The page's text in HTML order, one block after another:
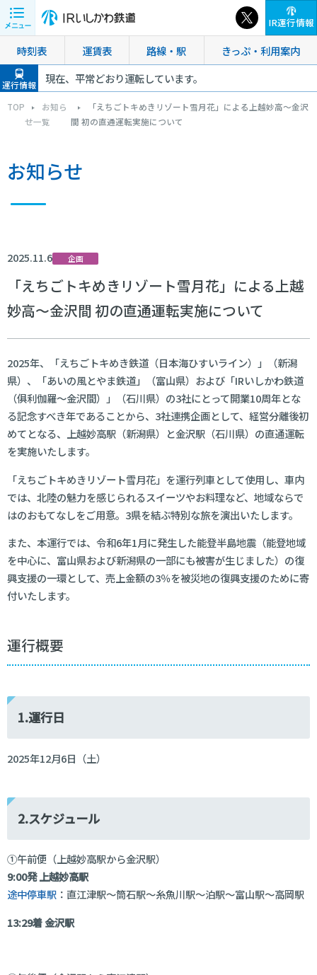
IR運行情報
時刻表 運賃表 路線・駅 きっぷ・利用案内
運行情報 現在、平常どおり運転しています。
TOP
お知ら
せ一覧
「えちごトキめきリゾート雪月花」による上越妙高～金沢
間 初の直通運転実施について
お知らせ
2025.11.6 企画
「えちごトキめきリゾート雪月花」による上越
妙高～金沢間 初の直通運転実施について
2025年、「えちごトキめき鉄道（日本海ひすいライン）」（新潟
県）、「あいの風とやま鉄道」（富山県）および「IRいしかわ鉄道
（俱利伽羅～金沢間）」（石川県）の3社にとって開業10周年とな
る記念すべき年であることから、3社連携企画として、経営分離後初
めてとなる、上越妙高駅（新潟県）と金沢駅（石川県）の直通運転
を実施いたします。
「えちごトキめきリゾート雪月花」を運行列車として使用し、車内
では、北陸の魅力を感じられるスイーツやお料理など、地域ならで
はのおもてなしをご用意。3県を結ぶ特別な旅を演出いたします。
また、本運行では、令和6年1月に発生した能登半島地震（能登地域
を中心に、富山県および新潟県の一部にも被害が生じました）の復
興支援の一環として、売上金額の3％を被災地の復興支援のために寄
付いたします。
運行概要
1.運行日
2025年12月6日（土）
2.スケジュール
①午前便（上越妙高駅から金沢駅）
9:00発 上越妙高駅
途中停車駅 ：直江津駅〜筒石駅〜糸魚川駅〜泊駅〜富山駅〜高岡駅
13:29着金沢駅